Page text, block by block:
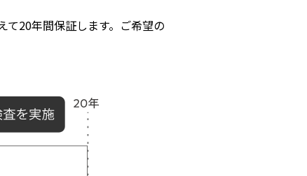
20年間保証します。ご希望の